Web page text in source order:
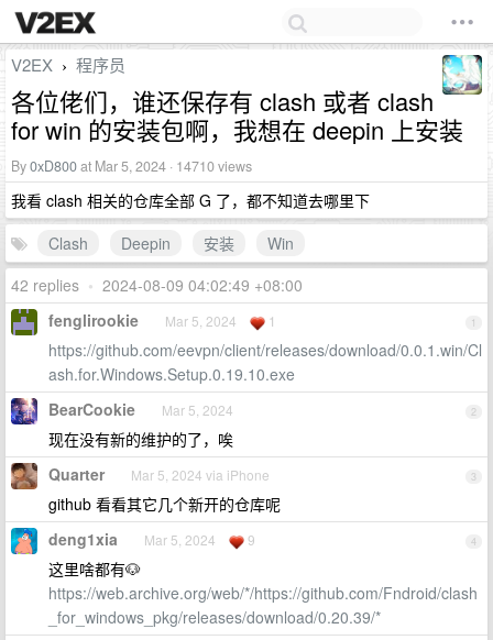
V2EX › 程序员
各位佬们，谁还保存有 clash 或者 clash
for win 的安装包啊，我想在 deepin 上安装
By0xD800at Mar 5, 2024 · 14710 views
我看 clash 相关的仓库全部 G 了，都不知道去哪里下
Clash
Deepin 安装
Win
42 replies • 2024-08-09 04:02:49 +08:00
1
fenglirookie Mar 5, 2024 1
https://github.com/eevpn/client/releases/download/0.0.1.win/Cl
ash.for.Windows.Setup.0.19.10.exe
2
BearCookie Mar 5, 2024
现在没有新的维护的了，唉
3
Quarter Mar 5, 2024 via iPhone
github 看看其它几个新开的仓库呢
4
deng1xia Mar 5, 2024 9
这里啥都有🐶
https://web.archive.org/web/*/https://github.com/Fndroid/clash
_for_windows_pkg/releases/download/0.20.39/*